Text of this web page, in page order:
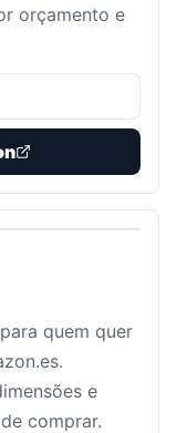
orçamento e
quem quer
e
comprar.